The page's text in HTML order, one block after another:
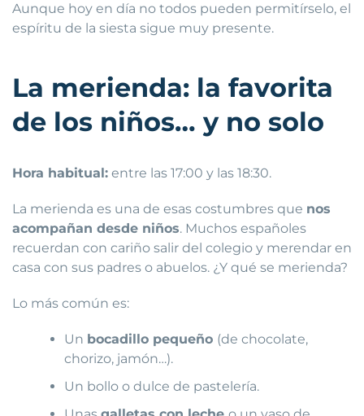
Aunque hoy en día no todos pueden permitírselo, el
espíritu de la siesta sigue muy presente.
La merienda: la favorita
de los niños… y no solo
Hora habitual: entre las 17:00 y las 18:30.
La merienda es una de esas costumbres que nos
acompañan desde niños. Muchos españoles
recuerdan con cariño salir del colegio y merendar en
casa con sus padres o abuelos. ¿Y qué se merienda?
Lo más común es:
Un bocadillo pequeño (de chocolate,
chorizo, jamón…).
Un bollo o dulce de pastelería.